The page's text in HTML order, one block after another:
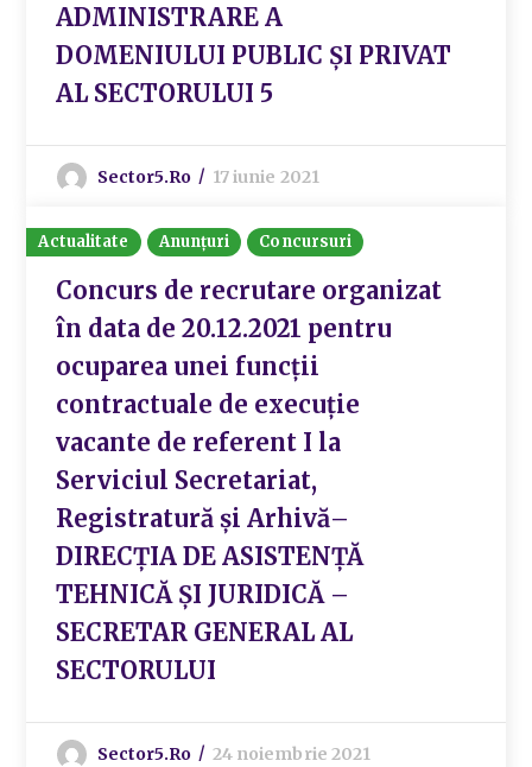
ADMINISTRARE A
DOMENIULUI PUBLIC ȘI PRIVAT
AL SECTORULUI 5
Sector5.ro 17 iunie 2021
Actualitate Anunțuri Concursuri
Concurs de recrutare organizat
în data de 20.12.2021 pentru
ocuparea unei funcții
contractuale de execuție
vacante de referent I la
Serviciul Secretariat,
Registratură și Arhivă–
DIRECȚIA DE ASISTENȚĂ
TEHNICĂ ȘI JURIDICĂ –
SECRETAR GENERAL AL
SECTORULUI
Sector5.ro 24 noiembrie 2021